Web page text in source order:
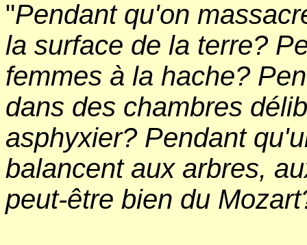
"Pendant qu'on
la surface de la terre?
femmes à la hache?
dans des chambres
asphyxier? Pendant
balancent aux arbres,
peut-être bien du